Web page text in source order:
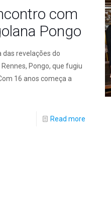
com
Pongo
das revelações do
Pongo, que fugiu
16 anos começa a
Read more